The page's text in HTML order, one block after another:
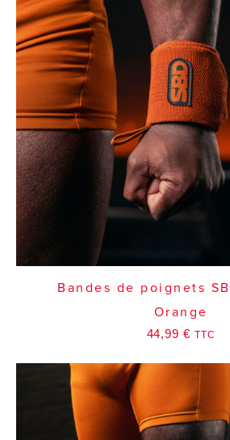
Bandes de poignets
Orange
44,99 € TTC